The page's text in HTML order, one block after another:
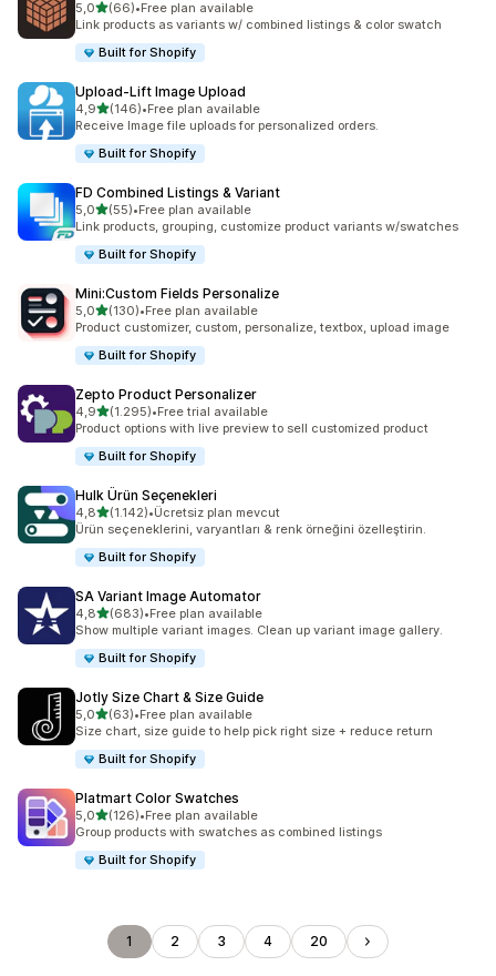
5,05 yıldız üzerinden
(66)
toplam 66 değerlendirme
•Free plan available
Link products as variants w/ combined listings & color swatch
Built for Shopify
Upload‑Lift Image Upload
4,95 yıldız üzerinden
(146)
toplam 146 değerlendirme
•Free plan available
Receive Image file uploads for personalized orders.
Built for Shopify
FD Combined Listings & Variant
5,05 yıldız üzerinden
(55)
toplam 55 değerlendirme
•Free plan available
Link products, grouping, customize product variants w/swatches
Built for Shopify
Mini:Custom Fields Personalize
5,05 yıldız üzerinden
(130)
toplam 130 değerlendirme
•Free plan available
Product customizer, custom, personalize, textbox, upload image
Built for Shopify
Zepto Product Personalizer
4,95 yıldız üzerinden
(1.295)
toplam 1295 değerlendirme
•Free trial available
Product options with live preview to sell customized product
Built for Shopify
Hulk Ürün Seçenekleri
4,85 yıldız üzerinden
(1.142)
toplam 1142 değerlendirme
•Ücretsiz plan mevcut
Ürün seçeneklerini, varyantları & renk örneğini özelleştirin.
Built for Shopify
SA Variant Image Automator
4,85 yıldız üzerinden
(683)
toplam 683 değerlendirme
•Free plan available
Show multiple variant images. Clean up variant image gallery.
Built for Shopify
Jotly Size Chart & Size Guide
5,05 yıldız üzerinden
(63)
toplam 63 değerlendirme
•Free plan available
Size chart, size guide to help pick right size + reduce return
Built for Shopify
Platmart Color Swatches
5,05 yıldız üzerinden
(126)
toplam 126 değerlendirme
•Free plan available
Group products with swatches as combined listings
Built for Shopify
1 2 3 4 20